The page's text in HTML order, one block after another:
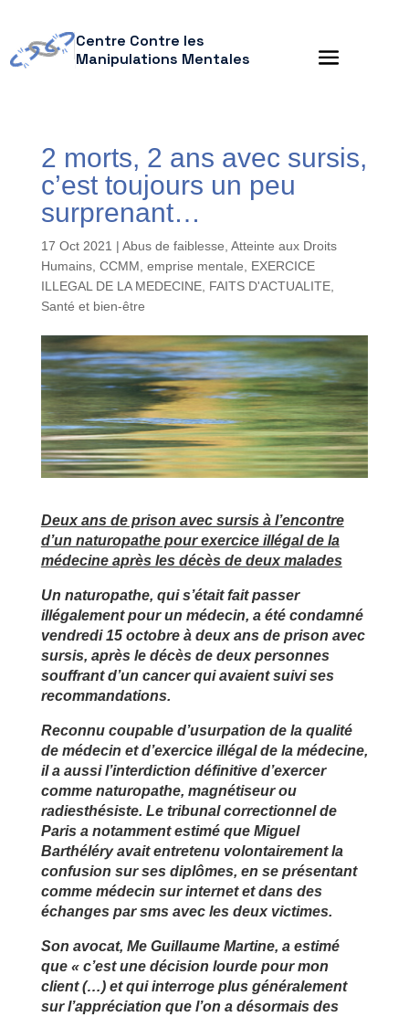
Centre Contre les
Manipulations Mentales
2 morts, 2 ans avec sursis,
c’est toujours un peu
surprenant…
17 Oct 2021 | Abus de faiblesse Atteinte aux Droits
Humains, CCMM emprise mentale
EXERCICE
ILLEGAL DE LA MEDECINE, FAITS D'ACTUALITE,
Santé et bien-être
Deux ans de prison avec sursis à l’encontre
d’un naturopathe pour exercice illégal de la
médecine après les décès de deux malades
Un naturopathe, qui s’était fait passer
illégalement pour un médecin, a été condamné
vendredi 15 octobre à deux ans de prison avec
sursis, après le décès de deux personnes
souffrant d’un cancer qui avaient suivi ses
recommandations.
Reconnu coupable d’usurpation de la qualité
de médecin et d’exercice illégal de la médecine,
il a aussi l’interdiction définitive d’exercer
comme naturopathe, magnétiseur ou
radiesthésiste. Le tribunal correctionnel de
Paris a notamment estimé que Miguel
Barthéléry avait entretenu volontairement la
confusion sur ses diplômes, en se présentant
comme médecin sur internet et dans des
échanges par sms avec les deux victimes.
Son avocat, Me Guillaume Martine, a estimé
que « c’est une décision lourde pour mon
client (…) et qui interroge plus généralement
sur l’appréciation que l’on a désormais des